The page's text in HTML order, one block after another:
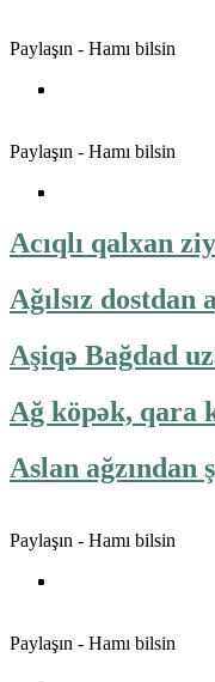
Paylaşın - Hamı bilsin
Paylaşın - Hamı bilsin
Acıqlı qalxan
Ağılsız dostdan
Aşiqə Bağdad
Ağ köpək, qara
Aslan ağzından
Paylaşın - Hamı bilsin
Paylaşın - Hamı bilsin